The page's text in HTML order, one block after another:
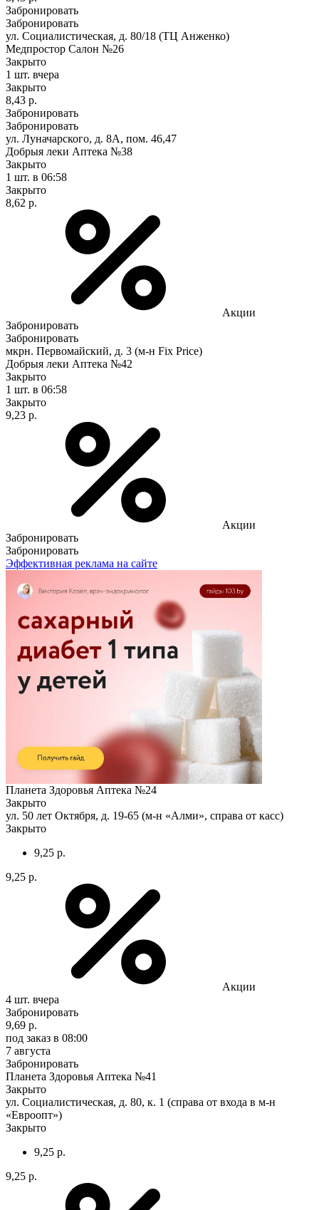
Забронировать
Забронировать
ул. Социалистическая, д. 80/18 (ТЦ Анженко)
Медпростор Салон №26
Закрыто
1 шт. вчера
Закрыто
8,43 р.
Забронировать
Забронировать
ул. Луначарского, д. 8А, пом. 46,47
Добрыя леки Аптека №38
Закрыто
1 шт. в 06:58
Закрыто
8,62 р.
Акции
Забронировать
Забронировать
мкрн. Первомайский, д. 3 (м-н Fix Рrice)
Добрыя леки Аптека №42
Закрыто
1 шт. в 06:58
Закрыто
9,23 р.
Акции
Забронировать
Забронировать
Эффективная реклама на сайте
Планета Здоровья Аптека №24
Закрыто
ул. 50 лет Октября, д. 19-65 (м-н «Алми», справа от касс)
Закрыто
9,25 р.
9,25 р.
Акции
4 шт. вчера
Забронировать
9,69 р.
под заказ в 08:00
7 августа
Забронировать
Планета Здоровья Аптека №41
Закрыто
ул. Социалистическая, д. 80, к. 1 (справа от входа в м-н
«Евроопт»)
Закрыто
9,25 р.
9,25 р.